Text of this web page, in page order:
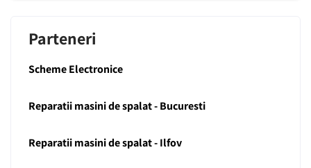
Parteneri
Scheme Electronice
Reparatii masini de spalat - Bucuresti
Reparatii masini de spalat - Ilfov